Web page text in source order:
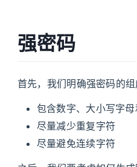
强密码
首先，我们明确强密码的组
包含数字、大小写字
尽量减少重复字符
尽量避免连续字符